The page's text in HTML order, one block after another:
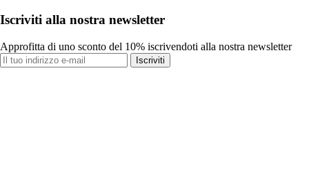
Iscriviti alla nostra newsletter
Approfitta di uno sconto del 10% iscrivendoti alla nostra newsletter
Iscriviti